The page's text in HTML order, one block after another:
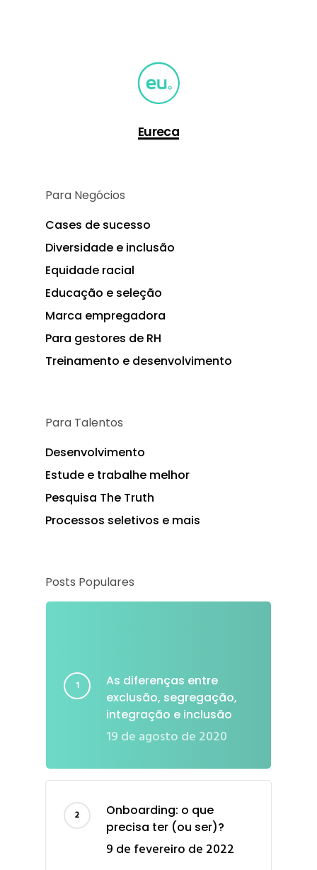
Eureca
Para Negócios
Cases de sucesso
Diversidade e inclusão
Equidade racial
Educação e seleção
Marca empregadora
Para gestores de RH
Treinamento e desenvolvimento
Para Talentos
Desenvolvimento
Estude e trabalhe melhor
Pesquisa The Truth
Processos seletivos e mais
Posts Populares
As diferenças entre
exclusão, segregação,
integração e inclusão
19 de agosto de 2020
Onboarding: o que
precisa ter (ou ser)?
9 de fevereiro de 2022